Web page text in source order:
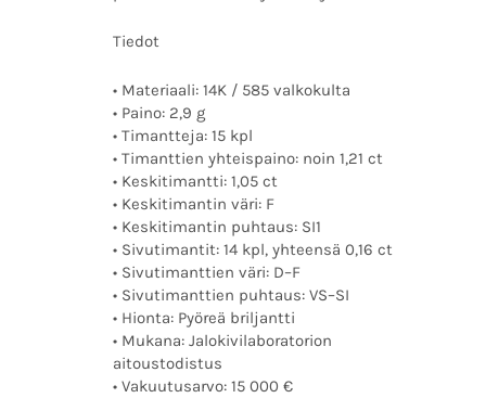
Tiedot
• Materiaali: 14K / 585 valkokulta
• Paino: 2,9 g
• Timantteja: 15 kpl
• Timanttien yhteispaino: noin 1,21 ct
• Keskitimantti: 1,05 ct
• Keskitimantin väri: F
• Keskitimantin puhtaus: SI1
• Sivutimantit: 14 kpl, yhteensä 0,16 ct
• Sivutimanttien väri: D–F
• Sivutimanttien puhtaus: VS–SI
• Hionta: Pyöreä briljantti
• Mukana: Jalokivilaboratorion
aitoustodistus
• Vakuutusarvo: 15 000 €